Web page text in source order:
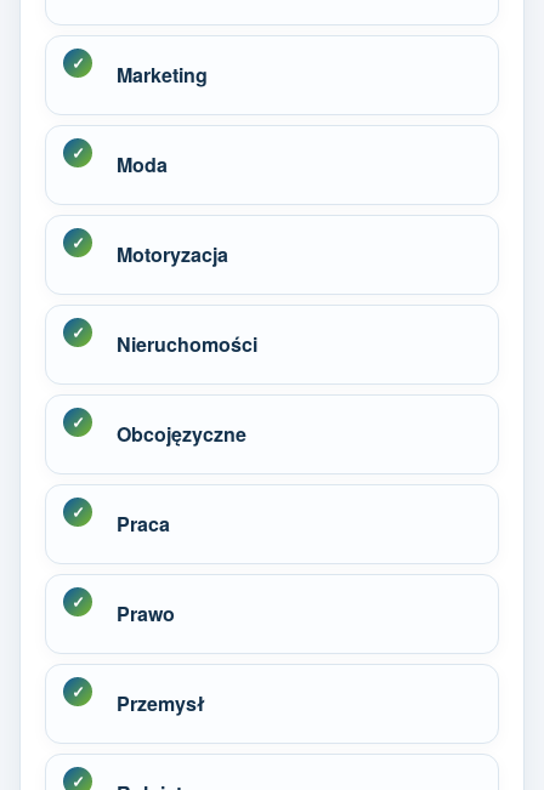
Marketing
Moda
Motoryzacja
Nieruchomości
Obcojęzyczne
Praca
Prawo
Przemysł